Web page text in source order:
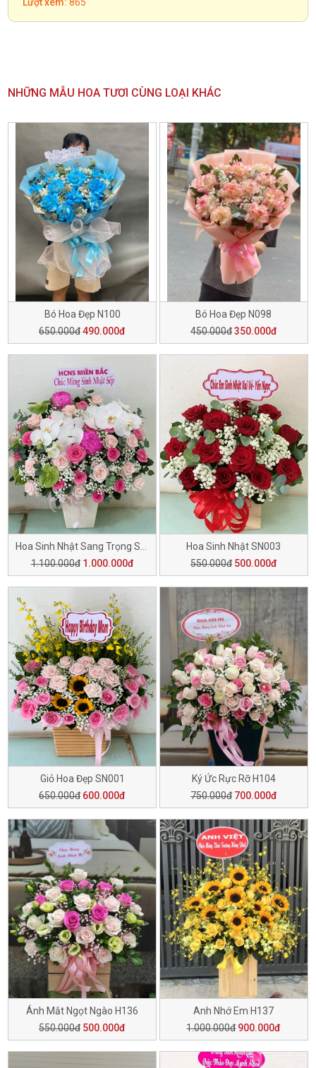
NHỮNG MẪU HOA TƯƠI CÙNG LOẠI KHÁC
Bó Hoa Đẹp N100
650.000đ490.000đ
Bó Hoa Đẹp N098
450.000đ350.000đ
1.100.000đ 1.000.000đ
Hoa Sinh Nhật SN003
550.000đ 500.000đ
Giỏ Hoa Đẹp SN001
650.000đ 600.000đ
Ký Ức Rực Rỡ H104
750.000đ 700.000đ
Ánh Mắt Ngọt Ngào H136
550.000đ 500.000đ
Anh Nhớ Em H137
1.000.000đ 900.000đ